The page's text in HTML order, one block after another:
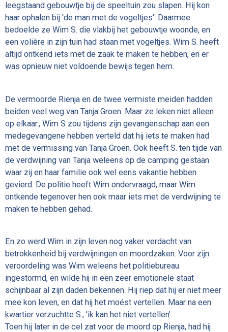
leegstaand gebouwtje bij de speeltuin zou slapen. Hij kon
haar ophalen bij 'de man met de vogeltjes'. Daarmee
bedoelde ze Wim S. die vlakbij het gebouwtje woonde, en
een volière in zijn tuin had staan met vogeltjes. Wim S. heeft
altijd ontkend iets met de zaak te maken te hebben, en er
was opnieuw niet voldoende bewijs tegen hem.
De vermoorde Rienja en de twee vermiste meiden hadden
beiden veel weg van Tanja Groen. Maar ze leken niet alleen
op elkaar., Wim S zou tijdens zijn gevangenschap aan een
medegevangene hebben verteld dat hij iets te maken had
met de vermissing van Tanja Groen. Ook heeft S. ten tijde van
de verdwijning van Tanja weleens op de camping gestaan
waar zij en haar familie ook wel eens vakantie hebben
gevierd. De politie heeft Wim ondervraagd, maar Wim
ontkende tegenover hen ook maar iets met de verdwijning te
maken te hebben gehad.
En zo werd Wim in zijn leven nog vaker verdacht van
betrokkenheid bij verdwijningen en moordzaken. Voor zijn
veroordeling was Wim weleens het politiebureau
ingestormd, en wilde hij in een zeer emotionele staat
schijnbaar al zijn daden bekennen. Hij riep dat hij er niet meer
mee kon leven, en dat hij het moést vertellen. Maar na een
kwartier verzuchtte S., 'ik kan het niet vertellen'.
Toen hij later in de cel zat voor de moord op Rienja, had hij